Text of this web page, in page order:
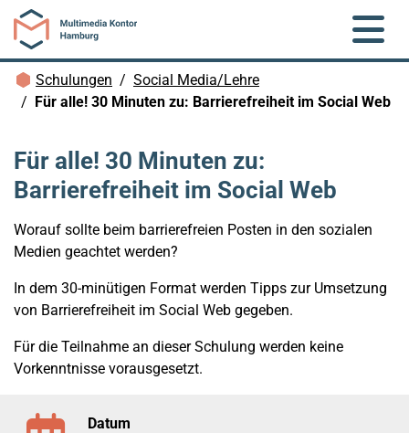
Zum Hauptinhalt springen
Brotkrümelnavigation
Schulungen
Social Media/Lehre
Für alle! 30 Minuten zu: Barrierefreiheit im Social Web
Für alle! 30 Minuten zu:
Barrierefreiheit im Social Web
Worauf sollte beim barrierefreien Posten in den sozialen
Medien geachtet werden?
In dem 30-minütigen Format werden Tipps zur Umsetzung
von Barrierefreiheit im Social Web gegeben.
Für die Teilnahme an dieser Schulung werden keine
Vorkenntnisse vorausgesetzt.
Datum